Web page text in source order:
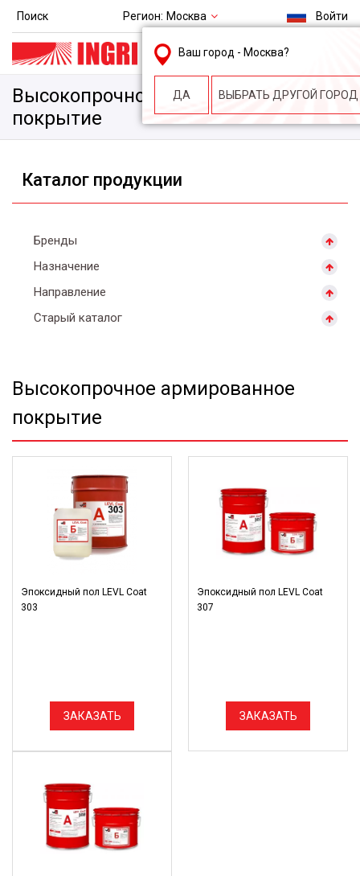
Поиск Регион: Москва
Ваш город - Москва?
ДА ВЫБРАТЬ ДРУГОЙ ГОРОД
Войти
msk@ingri.ru
пн. – пт.: 9.00-18.00
Высокопрочное армированное
покрытие
Каталог продукции
Бренды
Назначение
Направление
Старый каталог
Высокопрочное армированное
покрытие
Эпоксидный пол LEVL Coat
303
ЗАКАЗАТЬ
Эпоксидный пол LEVL Coat
307
ЗАКАЗАТЬ